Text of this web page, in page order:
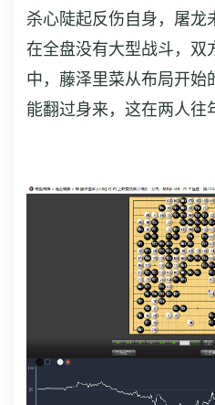
杀心陡起反伤自身，屠龙
在全盘没有大型战斗，双
中，藤泽里菜从布局开始
能翻过身来，这在两人往